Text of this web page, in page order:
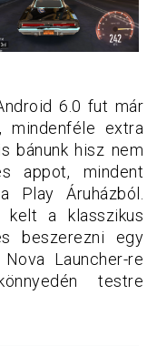
6.0 fut már
mindenféle extra
bánunk hisz nem
appot, mindent
Play Áruházból.
kelt a klasszikus
beszerezni egy
Launcher-re
testre